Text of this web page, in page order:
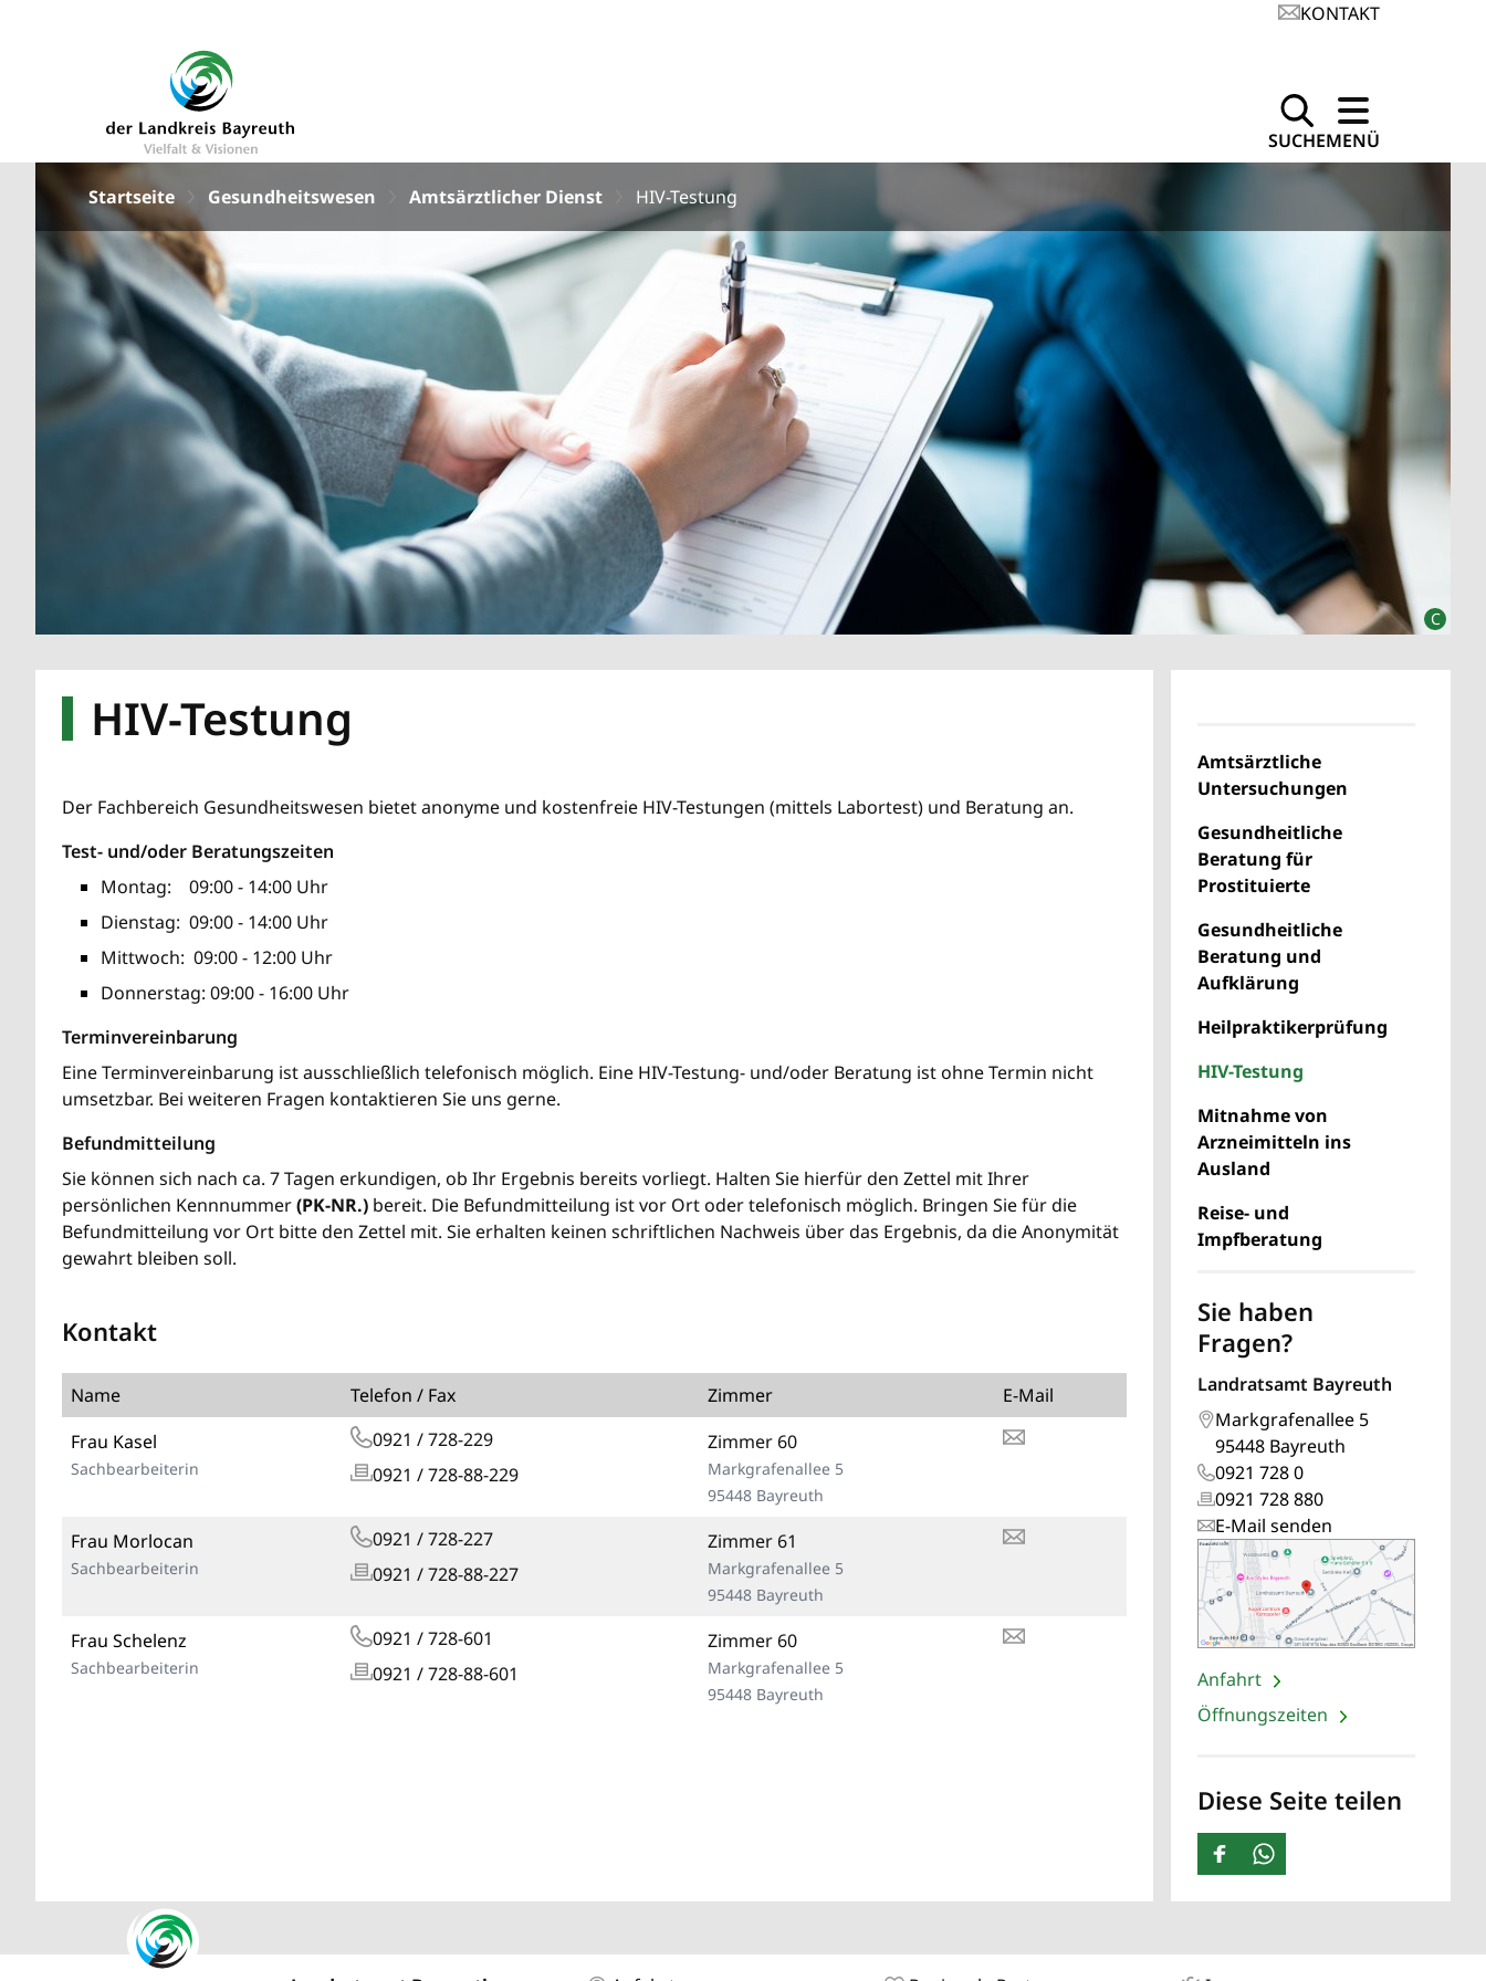
KONTAKT
SUCHEMENÜ
Startseite Gesundheitswesen Amtsärztlicher Dienst HIV-Testung
HIV-Testung
Der Fachbereich Gesundheitswesen bietet anonyme und kostenfreie HIV-Testungen (mittels Labortest) und Beratung an.
Test- und/oder Beratungszeiten
Montag: 09:00 - 14:00 Uhr
Dienstag: 09:00 - 14:00 Uhr
Mittwoch: 09:00 - 12:00 Uhr
Donnerstag: 09:00 - 16:00 Uhr
Terminvereinbarung
Eine Terminvereinbarung ist ausschließlich telefonisch möglich. Eine HIV-Testung- und/oder Beratung ist ohne Termin nicht
umsetzbar. Bei weiteren Fragen kontaktieren Sie uns gerne.
Befundmitteilung
Sie können sich nach ca. 7 Tagen erkundigen, ob Ihr Ergebnis bereits vorliegt. Halten Sie hierfür den Zettel mit Ihrer
persönlichen Kennnummer(PK-NR.) bereit. Die Befundmitteilung ist vor Ort oder telefonisch möglich. Bringen Sie für die
Befundmitteilung vor Ort bitte den Zettel mit. Sie erhalten keinen schriftlichen Nachweis über das Ergebnis, da die Anonymität
gewahrt bleiben soll.
Kontakt
Name Telefon / Fax Zimmer
E-Mail
Frau Kasel
Sachbearbeiterin
0921 / 728-229
0921 / 728-88-229
Zimmer 60
Markgrafenallee 5
95448 Bayreuth
Frau Morlocan
Sachbearbeiterin
0921 / 728-227
0921 / 728-88-227
Zimmer 61
Markgrafenallee 5
95448 Bayreuth
Frau Schelenz
Sachbearbeiterin
0921 / 728-601
0921 / 728-88-601
Zimmer 60
Markgrafenallee 5
95448 Bayreuth
Amtsärztliche
Untersuchungen
Gesundheitliche
Beratung für
Prostituierte
Gesundheitliche
Beratung und
Aufklärung
Heilpraktikerprüfung
HIV-Testung
Mitnahme von
Arzneimitteln ins
Ausland
Reise- und
Impfberatung
Sie haben
Fragen?
Landratsamt Bayreuth
Markgrafenallee 5
95448 Bayreuth
0921 728 0
0921 728 880
E-Mail senden
Anfahrt
Öffnungszeiten
Diese Seite teilen